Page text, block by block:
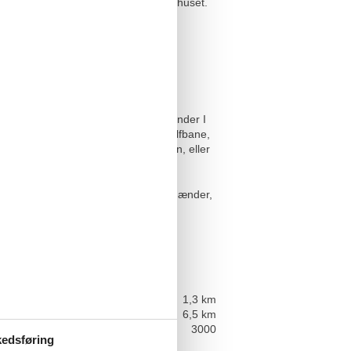
ferieaktiviteter planlægges.
har I 1,3 kilometer til
heller ikke langt herfra. Her finder I
et badeland, legeplads og minigolfbane,
lokale specialiteter til aftensmaden, eller
Her er der mulighed for at se ænder,
1,3 km
6,5 km
3000